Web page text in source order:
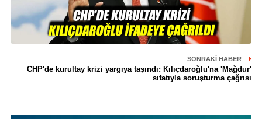
SONRAKI HABER
CHP'de kurultay krizi yargıya taşındı: Kılıçdaroğlu'na 'Mağdur'
sıfatıyla soruşturma çağrısı